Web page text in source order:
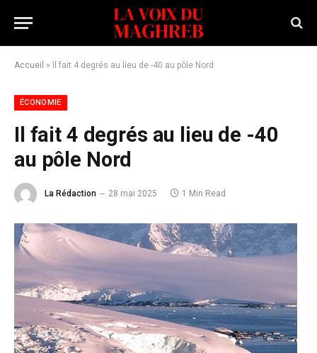
Accueil » Il fait 4 degrés au lieu de -40 au pôle Nord
ÉCONOMIE
Il fait 4 degrés au lieu de -40
au pôle Nord
La Rédaction 28 mai 2025 1 Min Read